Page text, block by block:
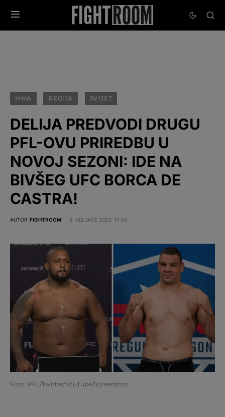
MMA REGIJA SVIJET
DELIJA PREDVODI DRUGU
PFL-OVU PRIREDBU U
NOVOJ SEZONI: IDE NA
BIVŠEG UFC BORCA DE
CASTRA!
AUTOR FIGHTROOM 2. VELJAČE 2023. 17:54
Foto: PFL/Twitter/YouTube/Screenshot